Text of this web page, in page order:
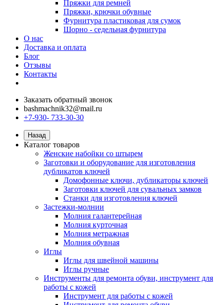
Пряжки для ремней
Пряжки, крючки обувные
Фурнитура пластиковая для сумок
Шорно - седельная фурнитура
О нас
Доставка и оплата
Блог
Отзывы
Контакты
Заказать обратный звонок
bashmachnik32@mail.ru
+7-930- 733-30-30
Назад
Каталог товаров
Женские набойки со штырем
Заготовки и оборудование для изготовления
дубликатов ключей
Домофонные ключи, дубликаторы ключей
Заготовки ключей для сувальных замков
Станки для изготовления ключей
Застежки-молнии
Молния галантерейная
Молния курточная
Молния метражная
Молния обувная
Иглы
Иглы для швейной машины
Иглы ручные
Инструменты для ремонта обуви, инструмент для
работы с кожей
Инструмент для работы с кожей